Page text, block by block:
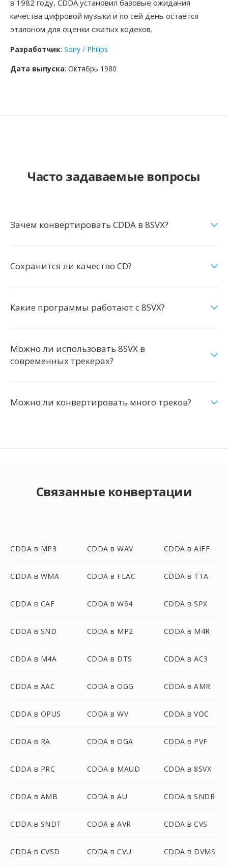
в 1982 году, CDDA установил базовые ожидания
качества цифровой музыки и по сей день остаётся
эталоном для оценки сжатых кодеков.
Разработчик: Sony / Philips
Дата выпуска: Октябрь 1980
Часто задаваемые вопросы
Зачем конвертировать CDDA в 8SVX?
Сохранится ли качество CD?
Какие программы работают с 8SVX?
Можно ли использовать 8SVX в
современных трекерах?
Можно ли конвертировать много треков?
Связанные конвертации
CDDA в MP3 CDDA в WAV CDDA в AIFF
CDDA в WMA CDDA в FLAC CDDA в TTA
CDDA в CAF CDDA в W64 CDDA в SPX
CDDA в SND CDDA в MP2 CDDA в M4R
CDDA в M4A CDDA в DTS CDDA в AC3
CDDA в AAC CDDA в OGG CDDA в AMR
CDDA в OPUS CDDA в WV CDDA в VOC
CDDA в RA CDDA в OGA CDDA в PVF
CDDA в PRC CDDA в MAUD CDDA в 8SVX
CDDA в AMB CDDA в AU CDDA в SNDR
CDDA в SNDT CDDA в AVR CDDA в CVS
CDDA в CVSD CDDA в CVU CDDA в DVMS